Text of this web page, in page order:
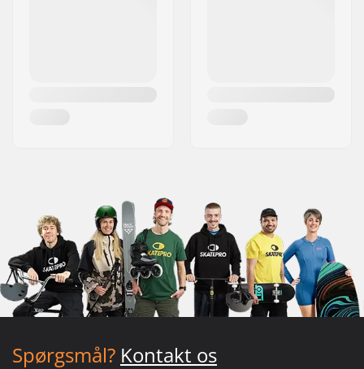
Spørgsmål? Kontakt os